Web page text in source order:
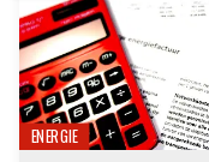
ENERGIE